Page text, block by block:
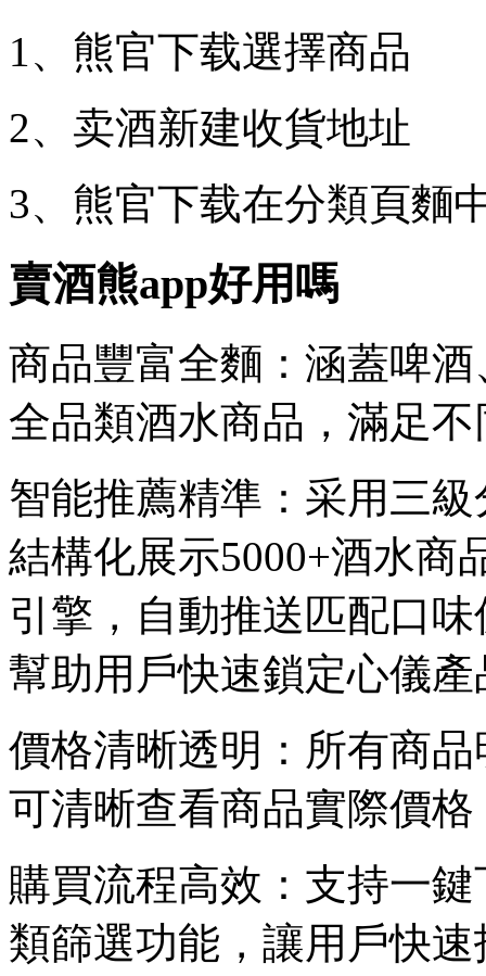
1、熊官下载選擇商品
2、卖酒新建收貨地址
3、熊官下载在分類頁麵
賣酒熊app好用嗎
商品豐富全麵：涵蓋啤
全品類酒水商品，滿足
智能推薦精準：采用三
結構化展示5000+酒水商
引擎，自動推送匹配口
幫助用戶快速鎖定心儀產
價格清晰透明：所有商
可清晰查看商品實際價
購買流程高效：支持一
類篩選功能，讓用戶快